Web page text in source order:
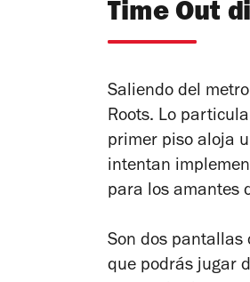
Time Out
Saliendo del
Roots. Lo
primer piso aloja
intentan
para los amantes
Son dos pantallas
que podrás jugar